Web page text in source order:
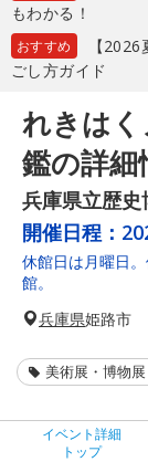
もわかる！
おすすめ
【
ごし方ガイド
れきは
鑑の詳細
兵庫県立歴
開催日程：
休館日は月曜日
館。
兵庫県姫路市
美術展・博物
イベント詳細
トップ